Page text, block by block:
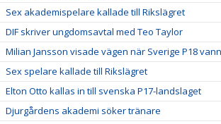
Sex akademispelare kallade till Rikslägret
DIF skriver ungdomsavtal med Teo Taylor
Milian Jansson visade vägen när Sverige P18 vann
Sex spelare kallade till Rikslägret
Elton Otto kallas in till svenska P17-landslaget
Djurgårdens akademi söker tränare